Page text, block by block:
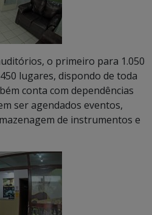
o primeiro para 1.050
lugares, dispondo de toda
conta com dependências
ser agendados eventos,
de instrumentos e